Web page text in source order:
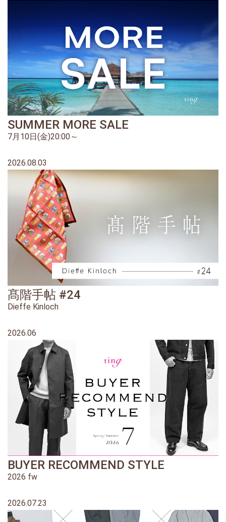
SUMMER MORE SALE
7月10日(金)20:00～
2026.08.03
髙階手帖 #24
Dieffe Kinloch
2026.06
BUYER RECOMMEND STYLE
2026 fw
2026.07.23